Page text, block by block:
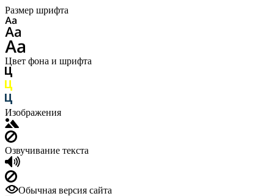
Размер шрифта
Цвет фона и шрифта
Изображения
Озвучивание текста
Обычная версия сайта